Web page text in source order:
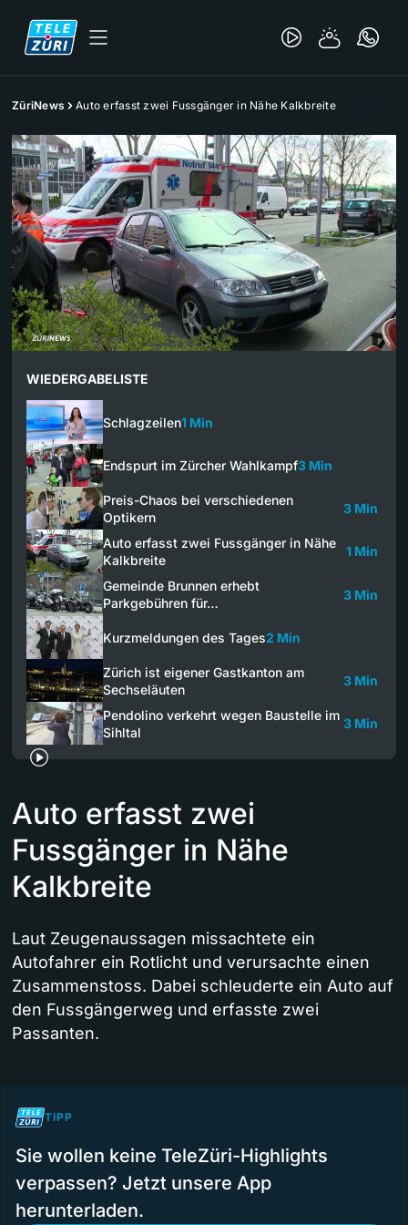
ZüriNews Auto erfasst zwei Fussgänger in Nähe Kalkbreite
WIEDERGABELISTE
Schlagzeilen1 Min
Endspurt im Zürcher Wahlkampf3 Min
Preis-Chaos bei verschiedenen
Optikern
3 Min
Auto erfasst zwei Fussgänger in Nähe
Kalkbreite
1 Min
Gemeinde Brunnen erhebt
Parkgebühren für…
3 Min
Kurzmeldungen des Tages2 Min
Zürich ist eigener Gastkanton am
Sechseläuten
3 Min
Pendolino verkehrt wegen Baustelle im
Sihltal
3 Min
Auto erfasst zwei
Fussgänger in Nähe
Kalkbreite
Laut Zeugenaussagen missachtete ein
Autofahrer ein Rotlicht und verursachte einen
Zusammenstoss. Dabei schleuderte ein Auto auf
den Fussgängerweg und erfasste zwei
Passanten.
TIPP
Sie wollen keine TeleZüri-Highlights
verpassen? Jetzt unsere App
herunterladen.